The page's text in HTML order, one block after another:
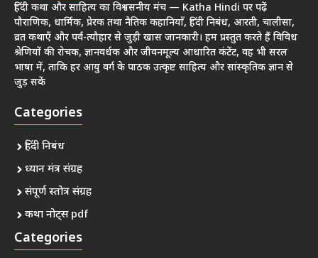
हिंदी कथा और साहित्य का विश्वसनीय मंच — Katha Hindi पर पढ़ें
पौराणिक, धार्मिक, प्रेरक तथा नैतिक कहानियाँ, हिंदी निबंध, आरती, चालीसा,
व्रत कथाएँ और पर्व-त्यौहार से जुड़ी खास जानकारी। हम प्रस्तुत करते हैं विविध
श्रेणियों की रोचक, ज्ञानवर्धक और जीवनमूल्य आधारित कंटेंट, वह भी सरल
भाषा में, ताकि हर आयु वर्ग के पाठक उत्कृष्ट साहित्य और सांस्कृतिक ज्ञान से
जुड़ सकें
Categories
हिंदी निबंध
ध्यान मंत्र संग्रह
संपूर्ण स्तोत्र संग्रह
कथा नोट्स pdf
Categories